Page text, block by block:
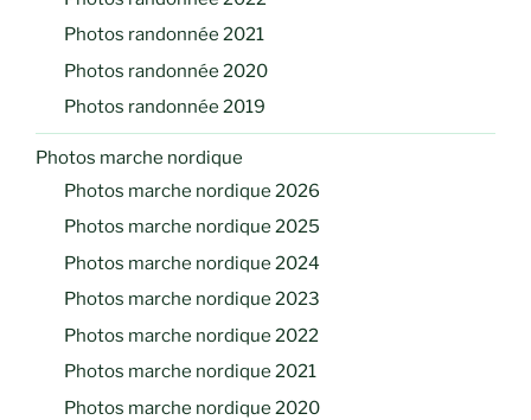
Photos randonnée 2021
Photos randonnée 2020
Photos randonnée 2019
Photos marche nordique
Photos marche nordique 2026
Photos marche nordique 2025
Photos marche nordique 2024
Photos marche nordique 2023
Photos marche nordique 2022
Photos marche nordique 2021
Photos marche nordique 2020